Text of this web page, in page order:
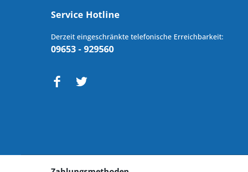
Service Hotline
Derzeit eingeschränkte telefonische Erreichbarkeit:
09653 - 929560